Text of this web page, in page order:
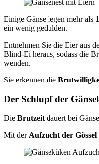
Einige Gänse legen mehr als
ein wenig gedulden.
Entnehmen Sie die Eier aus
Blind-Ei heraus, sodass die
wenden.
Sie erkennen die
Der Schlupf der
Die Brutzeit dauert bei
Mit der Aufzucht der Gössel